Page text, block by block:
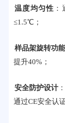
温度均匀性
≤1.5℃；
样品架旋转功能
提升40%；
安全防护设计
通过CE安全认